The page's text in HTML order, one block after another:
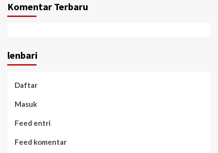
Komentar Terbaru
lenbari
Daftar
Masuk
Feed entri
Feed komentar